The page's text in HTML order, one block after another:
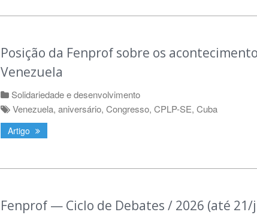
Posição da Fenprof sobre os
Venezuela
Solidariedade e desenvolvimento
Venezuela, aniversário, Congresso, CPLP-SE, Cuba
Artigo
Fenprof — Ciclo de Debates / 2026 (até 21/